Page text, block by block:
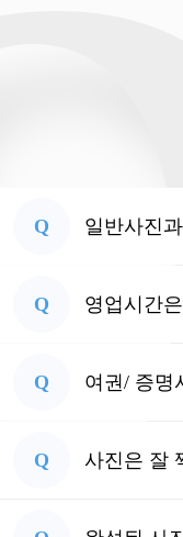
Q 일반사진
Q 영업시간
Q 여권/ 증명
Q 사진은 잘